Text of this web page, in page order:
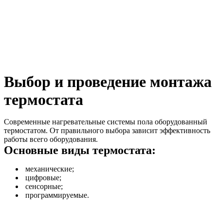
Выбор и проведение монтажа
термостата
Современные нагревательные системы пола оборудованный
термостатом. От правильного выбора зависит эффективность
работы всего оборудования.
Основные виды термостата:
механические;
цифровые;
сенсорные;
программируемые.